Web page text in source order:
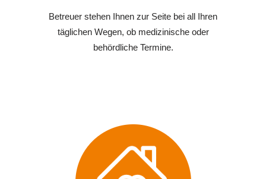
Betreuer stehen Ihnen zur Seite bei all Ihren
täglichen Wegen, ob medizinische oder
behördliche Termine.